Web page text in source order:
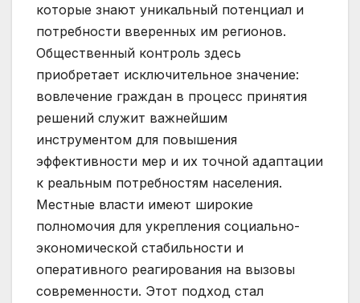
которые знают уникальный потенциал и
потребности вверенных им регионов.
Общественный контроль здесь
приобретает исключительное значение:
вовлечение граждан в процесс принятия
решений служит важнейшим
инструментом для повышения
эффективности мер и их точной адаптации
к реальным потребностям населения.
Местные власти имеют широкие
полномочия для укрепления социально-
экономической стабильности и
оперативного реагирования на вызовы
современности. Этот подход стал